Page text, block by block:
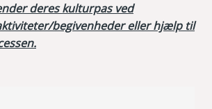
deres kulturpas ved
begivenheder eller hjælp til